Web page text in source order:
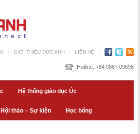
GIỚI THIỆU ĐỨC ANH LIÊN HỆ
Hotline: +84 9887 09698
Hệ thống giáo dục Úc
Hội thảo – Sự kiện Học bổng